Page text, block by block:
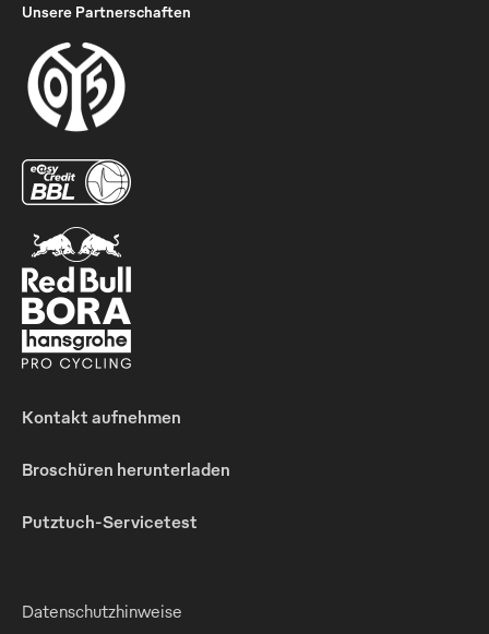
Unsere Partnerschaften
Kontakt aufnehmen
Broschüren herunterladen
Putztuch-Servicetest
Datenschutzhinweise